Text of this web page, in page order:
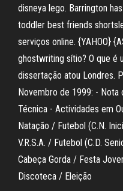
disneya lego. Barrington
toddler best friends
serviços online. {YAHOO}
ghostwriting sítio? O que é
dissertação atou Londres.
Novembro de 1999: - Nota
Técnica - Actividades em
Natação / Futebol (C.N.
V.R.S.A. / Futebol (C.D.
Cabeça Gorda / Festa
Discoteca / Eleição